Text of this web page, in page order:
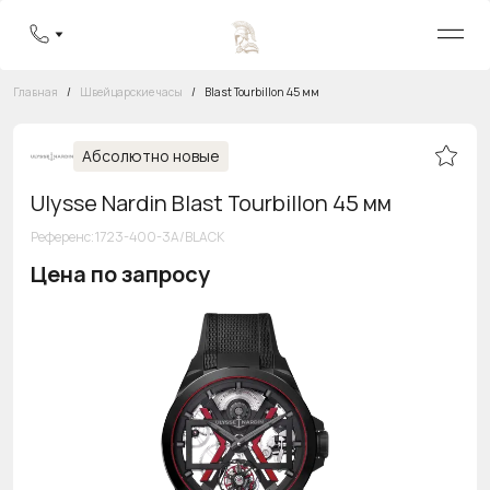
Бесплатная горячая линия 8 800 555-95-99
Главная / Швейцарские часы / Blast Tourbillon 45 мм
Абсолютно новые
Ulysse Nardin Blast Tourbillon 45 мм
Референс:1723-400-3A/BLACK
Цена по запросу